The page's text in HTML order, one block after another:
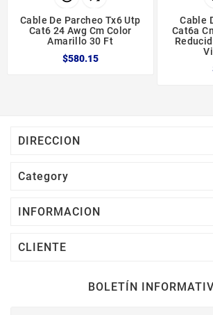
Cable De Parcheo Tx6 Utp
Cat6 24 Awg Cm Color
Amarillo 30 Ft
$580.15
Cable
Cat6a
DIRECCION
Category
INFORMACION
CLIENTE
BOLETÍN